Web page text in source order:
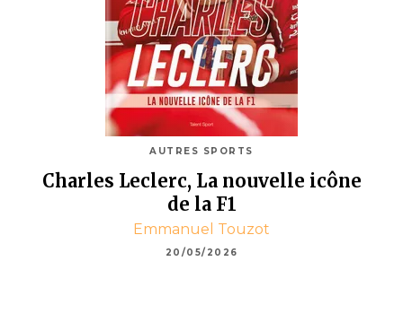
AUTRES SPORTS
Charles Leclerc, La nouvelle icône
de la F1
Emmanuel Touzot
20/05/2026